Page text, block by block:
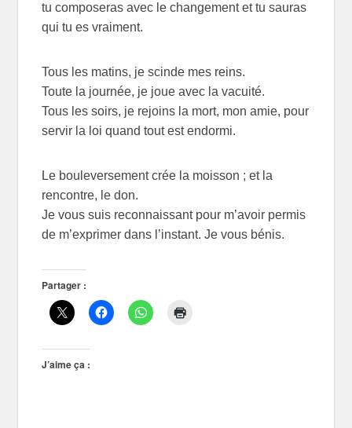
tu composeras avec le changement et tu sauras
qui tu es vraiment.
Tous les matins, je scinde mes reins.
Toute la journée, je joue avec la vacuité.
Tous les soirs, je rejoins la mort, mon amie, pour
servir la loi quand tout est endormi.
Le bouleversement crée la moisson ; et la
rencontre, le don.
Je vous suis reconnaissant pour m’avoir permis
de m’exprimer dans l’instant. Je vous bénis.
Partager :
J’aime ça :